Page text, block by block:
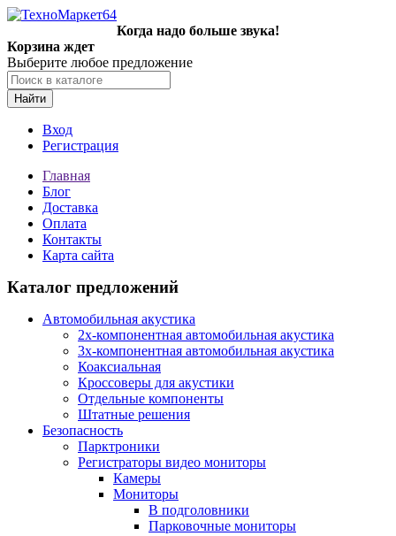
Когда надо больше звука!
Корзина ждет
Выберите любое предложение
Найти
Вход
Регистрация
Главная
Блог
Доставка
Оплата
Контакты
Карта сайта
Каталог предложений
Автомобильная акустика
2х-компонентная автомобильная акустика
3х-компонентная автомобильная акустика
Коаксиальная
Кроссоверы для акустики
Отдельные компоненты
Штатные решения
Безопасность
Парктроники
Регистраторы видео мониторы
Камеры
Мониторы
В подголовники
Парковочные мониторы